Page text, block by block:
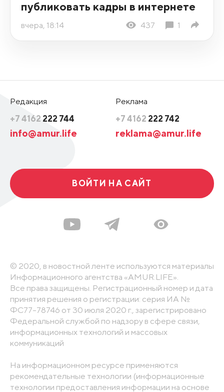
публиковать кадры в интернете
вчера, 18:14 437 1
Редакция
+7 4162 222 744
info@amur.life
Реклама
+7 4162 222 742
reklama@amur.life
ВОЙТИ НА САЙТ
© 2020, в новостной ленте используются материалы
Информационного агентства «AMUR.LIFE».
Все права защищены. Регистрационный номер и дата
принятия решения о регистрации: серия ИА №
ФС77-78746 от 30 июля 2020 г., зарегистрировано
Федеральной службой по надзору в сфере связи,
информационных технологий и массовых
коммуникаций
На информационном ресурсе применяются
рекомендательные технологии (информационные
технологии предоставления информации на основе